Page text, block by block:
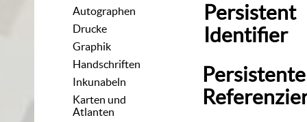
Autographen
Drucke
Graphik
Handschriften
Inkunabeln
Karten und
Atlanten
Persistent
Identifier
Persistente